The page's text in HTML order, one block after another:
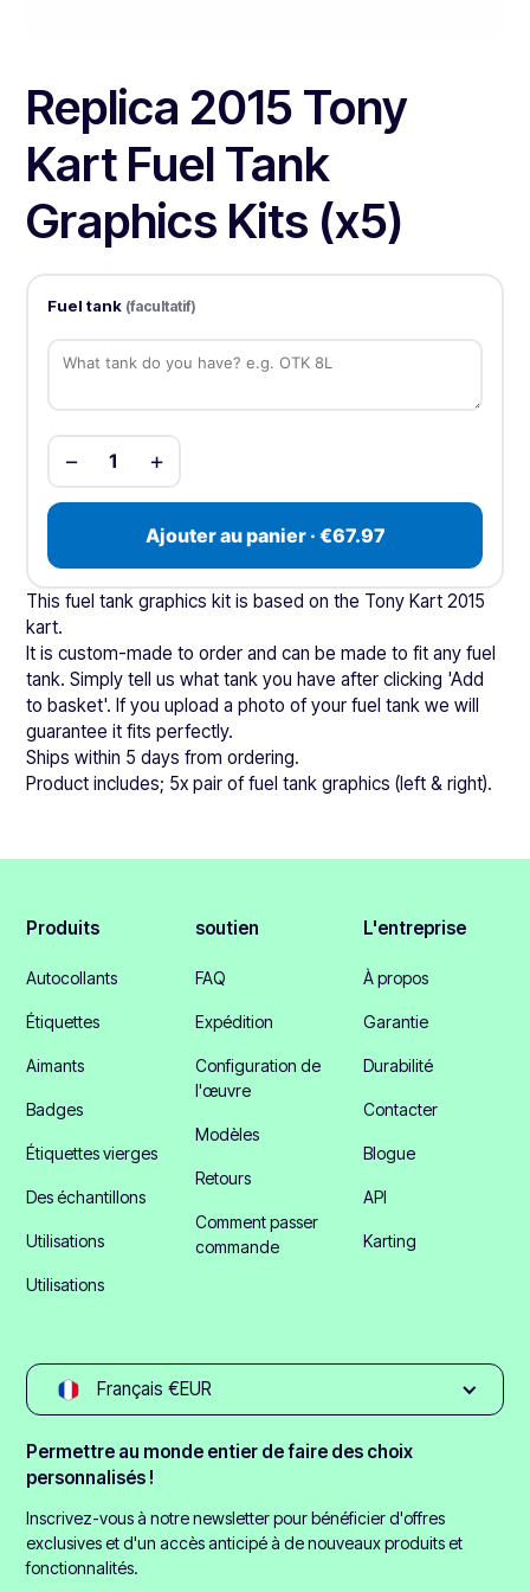
Replica 2015 Tony
Kart Fuel Tank
Graphics Kits (x5)
Fuel tank (facultatif)
− 1 +
Ajouter au panier · €67.97
This fuel tank graphics kit is based on the Tony Kart 2015
kart.
It is custom-made to order and can be made to fit any fuel
tank. Simply tell us what tank you have after clicking 'Add
to basket'. If you upload a photo of your fuel tank we will
guarantee it fits perfectly.
Ships within 5 days from ordering.
Product includes; 5x pair of fuel tank graphics (left & right).
Produits
Autocollants
Étiquettes
Aimants
Badges
Étiquettes vierges
Des échantillons
Utilisations
Utilisations
soutien
FAQ
Expédition
Configuration de
l'œuvre
Modèles
Retours
Comment passer
commande
L'entreprise
À propos
Garantie
Durabilité
Contacter
Blogue
API
Karting
Français €EUR
Permettre au monde entier de faire des choix
personnalisés !
Inscrivez-vous à notre newsletter pour bénéficier d'offres
exclusives et d'un accès anticipé à de nouveaux produits et
fonctionnalités.